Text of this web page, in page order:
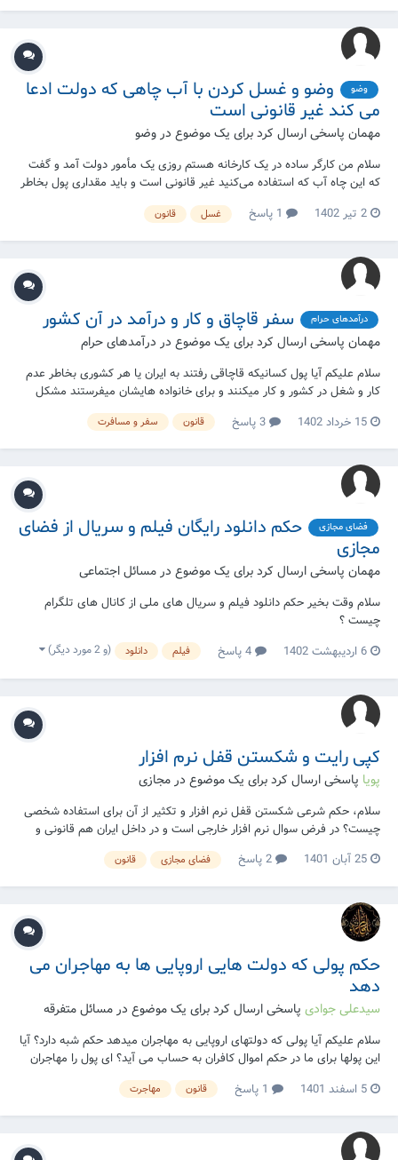
وضو
وضو و غسل کردن با آب چاهی که دولت ادعا
می کند غیر قانونی است
مهمان پاسخی ارسال کرد برای یک موضوع دروضو
سلام من کارگر ساده در یک کارخانه هستم روزی یک مأمور دولت آمد و گفت
که این چاه آب که استفاده می‌کنید غیر قانونی است و باید مقداری پول بخاطر
این چاه به دولت بدهید ومن بدون اطلاع با آب این چاه وضو و غسل جنابت
انجام دادم به مدت چند سال. تکلیف من چیست؟ آیا غسل که انجام دادم و
نماز های که خواندم در...
2 تیر 1402 غسل قانون
درآمدهای حرام سفر قاچاق و کار و درآمد در آن کشور
مهمان پاسخی ارسال کرد برای یک موضوع در درآمدهای حرام
سلام علیکم آیا پول کسانیکه قاچاقی رفتند به ایران یا هر کشوری بخاطر عدم
کار و شغل در کشور و کار میکنند و برای خانواده هایشان میفرستند مشکل
15 خرداد 1402 قانون سفر و مسافرت
فضای مجازی
حکم دانلود رایگان فیلم‌ و سریال از فضای
مجازی
مهمان پاسخی ارسال کرد برای یک موضوع در مسائل اجتماعی
سلام وقت بخیر حکم دانلود فیلم و سریال های ملی از کانال های تلگرام
چیست ؟
6 اردیبهشت 1402
فیلم دانلود (و 2 مورد دیگر)
کپی رایت و شکستن قفل نرم افزار
پویا پاسخی ارسال کرد برای یک موضوع در مجازی
سلام، حکم شرعی شکستن قفل نرم افزار و تکثیر از آن برای استفاده شخصی
چیست؟ در فرض سوال نرم افزار خارجی است و در داخل ایران هم قانونی و
قراردادی برای شکستن قفل و کپی رایت نرم افزار های خارجی وجود ندارد.
25 آبان 1401 فضای مجازی قانون
حکم پولی که دولت هایی اروپایی ها به مهاجران می
دهد
سیدعلی جوادی پاسخی ارسال کرد برای یک موضوع در مسائل متفرقه
سلام علیکم آیا پولی که دولتهای اروپایی به مهاجران میدهد حکم شبه دارد؟ آیا
این پولها برای ما در حکم اموال کافران به حساب می آید؟ ای پول را مهاجران
در اروپا وقتی به خانوادهایشان در اینجا میفرستند چه حکمی دارد.وآیا برای
اینها شبه به حساب می آید؟ اگر کسانی که این پول را این ور میفرست...
5 اسفند 1401 قانون مهاجرت